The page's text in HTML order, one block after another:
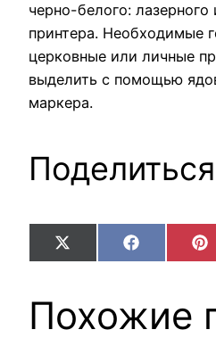
черно-белого: лазерного
принтера. Необходимые
церковные или личные
выделить с помощью
маркера.
Share
on
X
(Twitter)
Share
on
Facebook
Похожие